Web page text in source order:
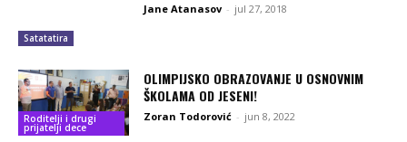
Satatatira
Jane Atanasov - jul 27, 2018
Roditelji i drugi
prijatelji dece
OLIMPIJSKO OBRAZOVANJE U OSNOVNIM
ŠKOLAMA OD JESENI!
Zoran Todorović - jun 8, 2022